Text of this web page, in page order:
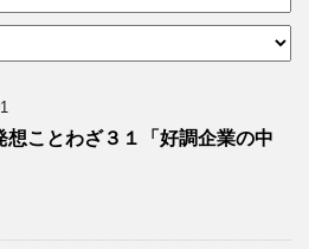
想ことわざ３１「好調企業の中